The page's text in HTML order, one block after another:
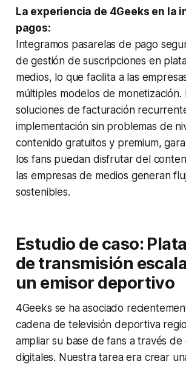
La experiencia de 4Geeks en la
pagos:
Integramos pasarelas de pago
de gestión de suscripciones en
medios, lo que facilita a las
múltiples modelos de monetización.
soluciones de facturación
implementación sin problemas de
contenido gratuitos y premium,
los fans puedan disfrutar del
las empresas de medios generan
sostenibles.
Estudio de caso:
de transmisión
un emisor deportivo
4Geeks se ha asociado
cadena de televisión deportiva
ampliar su base de fans a través de
digitales. Nuestra tarea era crear